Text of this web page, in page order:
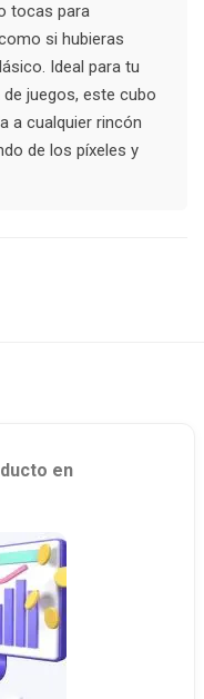
tocas para
si hubieras
Ideal para tu
juegos, este cubo
a cualquier rincón
de los píxeles y
en